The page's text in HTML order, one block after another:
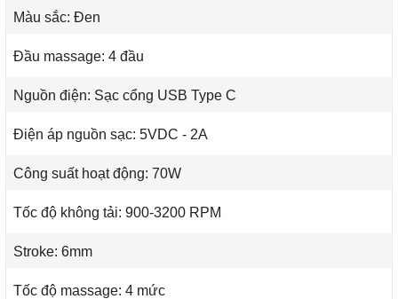
Màu sắc: Đen
Đầu massage: 4 đầu
Nguồn điện: Sạc cổng USB Type C
Điện áp nguồn sạc: 5VDC - 2A
Công suất hoạt động: 70W
Tốc độ không tải: 900-3200 RPM
Stroke: 6mm
Tốc độ massage: 4 mức